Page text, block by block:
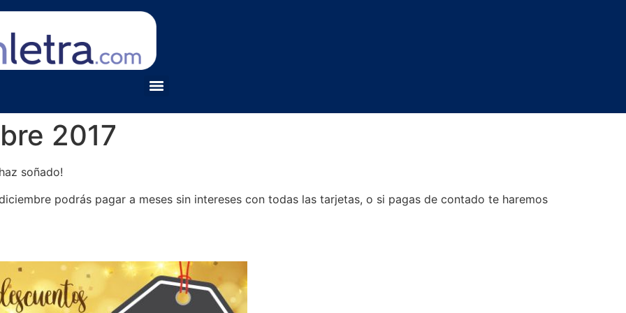
2017
soñado!
podrás pagar a meses sin intereses con todas las tarjetas, o si pagas de contado te haremos